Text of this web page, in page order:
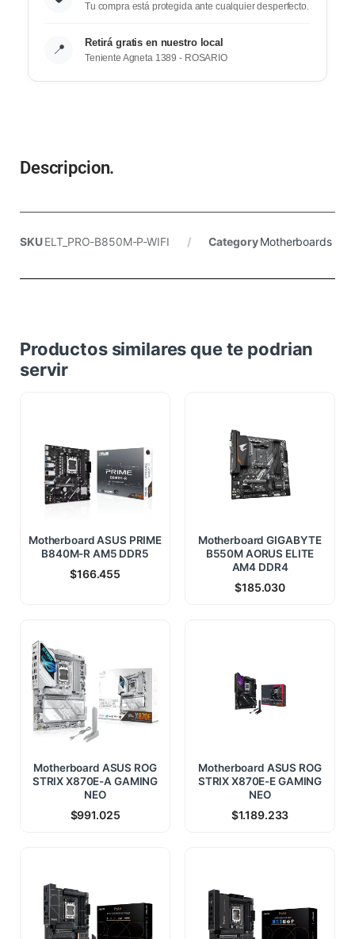
Tu compra está protegida ante cualquier desperfecto.
📍 Retirá gratis en nuestro local
Teniente Agneta 1389 - ROSARIO
Descripcion.
SKUELT_PRO-B850M-P-WIFI Category Motherboards
Productos similares que te podrian
servir
Motherboard ASUS PRIME
B840M-R AM5 DDR5
$166.455
Motherboard GIGABYTE
B550M AORUS ELITE
AM4 DDR4
$185.030
Motherboard ASUS ROG
STRIX X870E-A GAMING
NEO
$991.025
Motherboard ASUS ROG
STRIX X870E-E GAMING
NEO
$1.189.233